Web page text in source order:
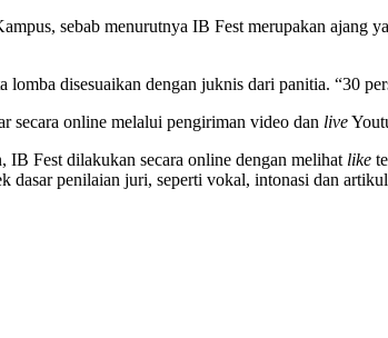
sebab menurutnya IB Fest merupakan ajang
disesuaikan dengan juknis dari panitia. “30
secara online melalui pengiriman video dan live
Fest dilakukan secara online dengan melihat like
dasar penilaian juri, seperti vokal, intonasi dan